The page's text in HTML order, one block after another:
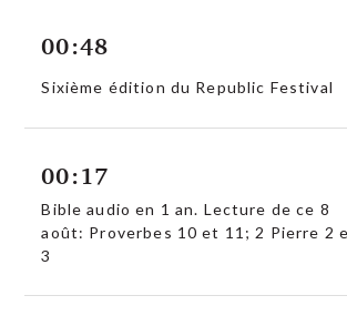
00:48
Sixième édition du Republic Festival
00:17
Bible audio en 1 an. Lecture de ce 8
août: Proverbes 10 et 11; 2 Pierre 2
3